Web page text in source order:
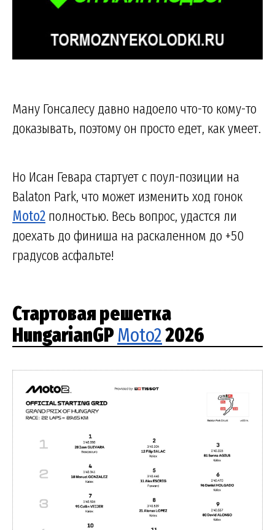
Ману Гонсалесу давно надоело что-то кому-то
доказывать, поэтому он просто едет, как умеет.
Но Исан Гевара стартует с поул-позиции на
Balaton Park, что может изменить ход гонок
Moto2 полностью. Весь вопрос, удастся ли
доехать до финиша на раскаленном до +50
градусов асфальте!
Стартовая решетка
HungarianGPMoto22026